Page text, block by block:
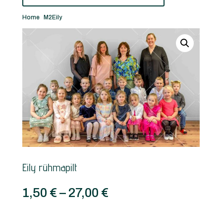
Home/ M2Eily/ Eily rühmapilt
Eily rühmapilt
1,50 € – 27,00 €Price